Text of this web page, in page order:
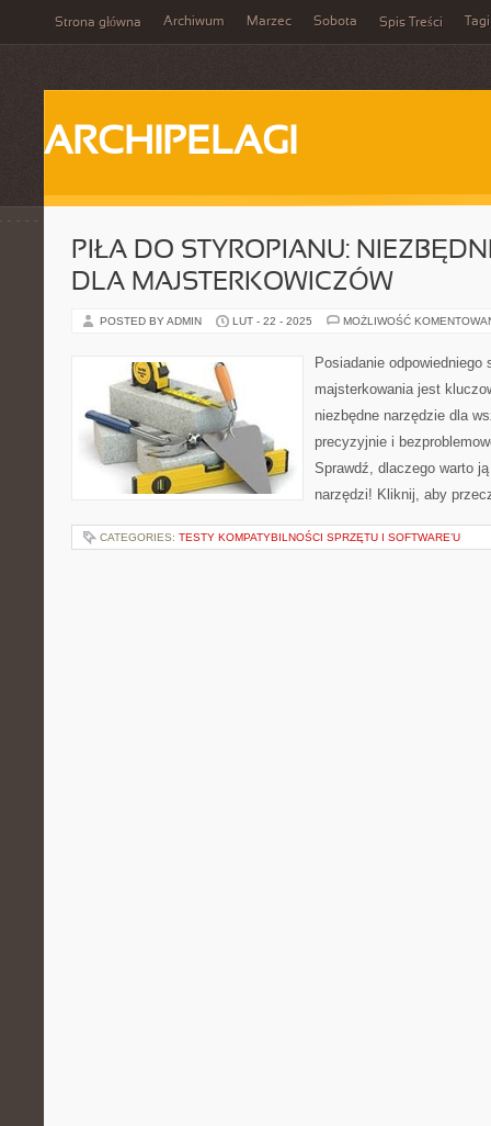
Strona główna Archiwum Marzec Sobota Spis Treści Tagi
ARCHIPELAGI
PIŁA DO STYROPIANU:
DLA MAJSTERKOWICZÓW
POSTED BY ADMIN LUT - 22 - 2025 MOŻLIWOŚĆ
Posiadanie odpowiedniego
majsterkowania jest
niezbędne narzędzie dla
precyzyjnie i
Sprawdź, dlaczego warto
narzędzi! Kliknij, aby
CATEGORIES: TESTY KOMPATYBILNOŚCI SPRZĘTU I SOFTWARE’U